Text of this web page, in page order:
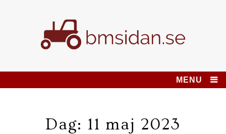
Bmsidan.se MENU
Dag: 11 maj 2023